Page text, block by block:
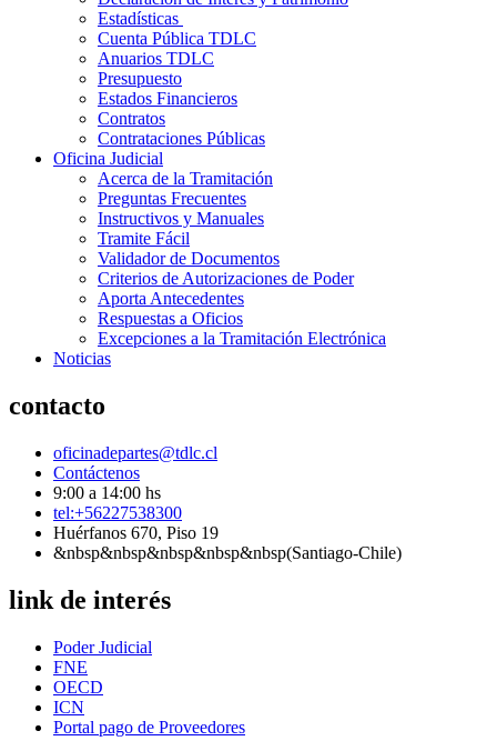
Estadísticas
Cuenta Pública TDLC
Anuarios TDLC
Presupuesto
Estados Financieros
Contratos
Contrataciones Públicas
Oficina Judicial
Acerca de la Tramitación
Preguntas Frecuentes
Instructivos y Manuales
Tramite Fácil
Validador de Documentos
Criterios de Autorizaciones de Poder
Aporta Antecedentes
Respuestas a Oficios
Excepciones a la Tramitación Electrónica
Noticias
contacto
oficinadepartes@tdlc.cl
Contáctenos
9:00 a 14:00 hs
tel:+56227538300
Huérfanos 670, Piso 19
&nbsp&nbsp&nbsp&nbsp&nbsp(Santiago-Chile)
link de interés
Poder Judicial
FNE
OECD
ICN
Portal pago de Proveedores